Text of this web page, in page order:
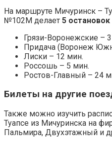
На маршруте Мичуринск –
№102М делает 5 остановок
Грязи-Воронежские –
Придача (Воронеж
Лиски – 12 мин.
Россошь – 5 мин.
Ростов-Главный – 24
Билеты на другие
Также можно изучить
Туапсе из Мичуринска на
Пальмира, Двухэтажный и